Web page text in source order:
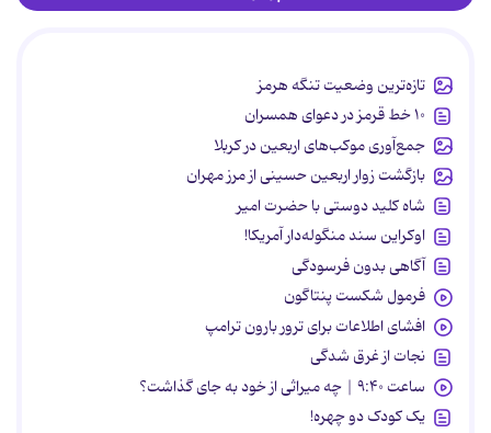
تازه‌ترین وضعیت تنگه هرمز
۱۰ خط قرمز در دعوای همسران
جمع‌آوری موکب‌های اربعین در کربلا
بازگشت زوار اربعین حسینی از مرز مهران
شاه کلید دوستی با حضرت امیر
اوکراین سند منگوله‌دار آمریکا!
آگاهی بدون فرسودگی
فرمول شکست پنتاگون
افشای اطلاعات برای ترور بارون ترامپ
نجات از غرق شدگی
ساعت ۹:۴۰ | چه میراثی از خود به جای گذاشت؟
یک کودک دو چهره!